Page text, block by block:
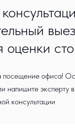
оценки
посещение офиса!
напишите эксперту
консультации